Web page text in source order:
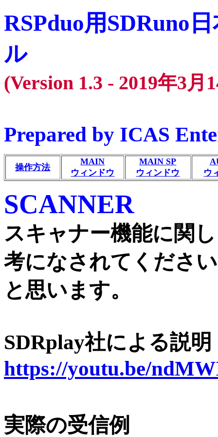
RSPduo用SDRuno
ル
(Version 1.3 - 2019年3月
Prepared by ICAS
操作方法
MAIN
ウィンドウ
MAIN SP
ウィンドウ
ウ
SCANNER
スキャナー機能に関
考になされてくださ
と思います。
SDRplay社による説明
https://youtu.be/
実際の受信例